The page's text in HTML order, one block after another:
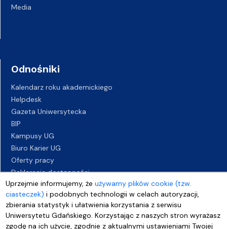
Uprzejmie informujemy, żeużywamy plików cookie (tzw.
ciasteczek) i podobnych technologii w celach autoryzacji,
zbierania statystyk i ułatwienia korzystania z serwisu
Uniwersytetu Gdańskiego. Korzystając z naszych stron wyrażasz
zgodę na ich użycie, zgodnie z aktualnymi ustawieniami Twojej
Media
Odnośniki
Kalendarz roku akademickiego
Helpdesk
Gazeta Uniwersytecka
BIP
Kampusy UG
Biuro Karier UG
Oferty pracy
Deklaracja dostępności